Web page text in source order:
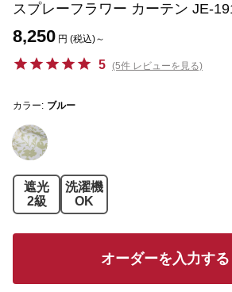
スプレーフラワー カーテン JE-
8,250 円 (税込)～
5 (5件 レビューを見る)
カラー: ブルー
遮光
2級
洗濯機
OK
オーダーを入力する